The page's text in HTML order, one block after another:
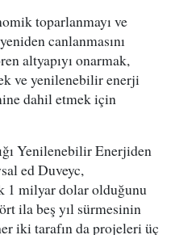
toparlanmayı ve
canlanmasını
altyapıyı onarmak,
ve yenilenebilir enerji
dahil etmek için
Yenilenebilir Enerjiden
ed Duveyc,
1 milyar dolar olduğunu
ila beş yıl sürmesinin
iki tarafın da projeleri üç